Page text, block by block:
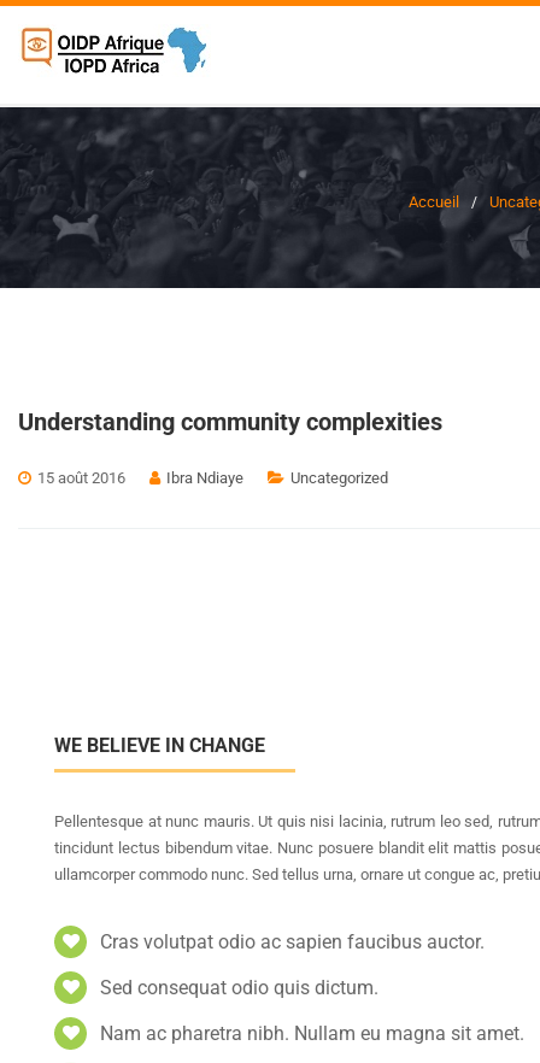
Accueil
Understanding community complexities
15 août 2016 Ibra Ndiaye Uncategorized
WE BELIEVE IN CHANGE
Pellentesque at nunc mauris. Ut quis nisi lacinia, rutrum leo sed,
tincidunt lectus bibendum vitae. Nunc posuere blandit elit mattis
ullamcorper commodo nunc. Sed tellus urna, ornare ut congue ac,
Cras volutpat odio ac sapien faucibus auctor.
Sed consequat odio quis dictum.
Nam ac pharetra nibh. Nullam eu magna sit amet.